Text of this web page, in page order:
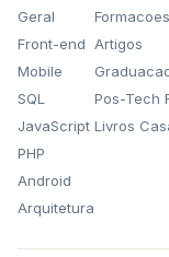
Geral
Front-end
Mobile
SQL
JavaScript
PHP
Android
Arquitetura
Formacoes
Artigos
Pos-Tech
Livros